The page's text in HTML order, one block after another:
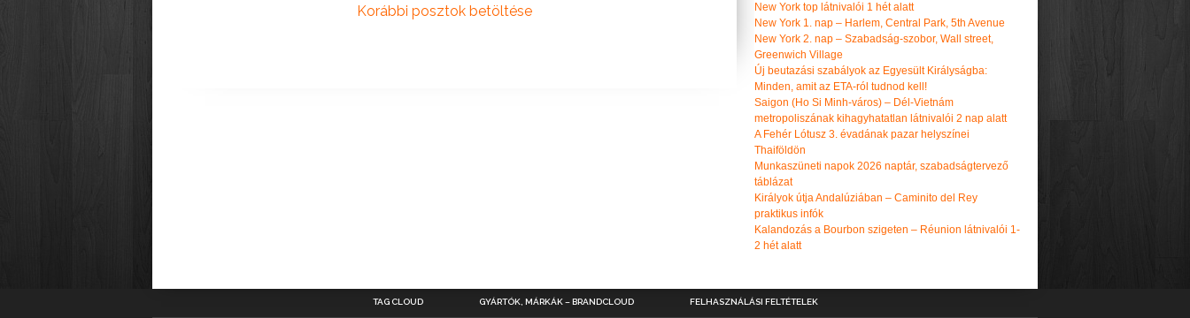
Korábbi posztok betöltése
New York top látnivalói 1 hét alatt
New York 1. nap – Harlem, Central Park, 5th Avenue
New York 2. nap – Szabadság-szobor, Wall street,
Greenwich Village
Új beutazási szabályok az Egyesült Királyságba:
Minden, amit az ETA-ról tudnod kell!
Saigon (Ho Si Minh-város) – Dél-Vietnám
metropoliszának kihagyhatatlan látnivalói 2 nap alatt
A Fehér Lótusz 3. évadának pazar helyszínei
Thaiföldön
Munkaszüneti napok 2026 naptár, szabadságtervező
táblázat
Királyok útja Andalúziában – Caminito del Rey
praktikus infók
Kalandozás a Bourbon szigeten – Réunion látnivalói 1-
2 hét alatt
TAG CLOUD GYÁRTÓK, MÁRKÁK – BRANDCLOUD FELHASZNÁLÁSI FELTÉTELEK